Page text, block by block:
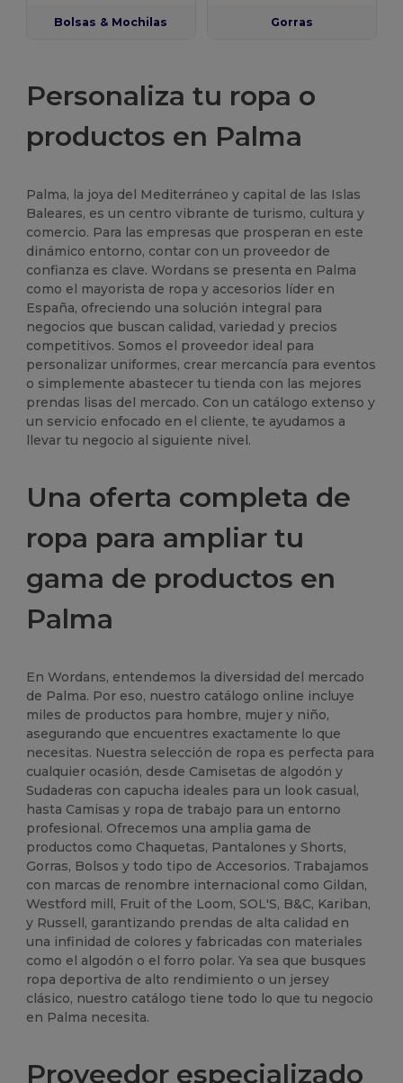
Bolsas & Mochilas Gorras
Personaliza tu ropa o
productos en Palma
Palma, la joya del Mediterráneo y capital de las Islas
Baleares, es un centro vibrante de turismo, cultura y
comercio. Para las empresas que prosperan en este
dinámico entorno, contar con un proveedor de
confianza es clave. Wordans se presenta en Palma
como el mayorista de ropa y accesorios líder en
España, ofreciendo una solución integral para
negocios que buscan calidad, variedad y precios
competitivos. Somos el proveedor ideal para
personalizar uniformes, crear mercancía para eventos
o simplemente abastecer tu tienda con las mejores
prendas lisas del mercado. Con un catálogo extenso y
un servicio enfocado en el cliente, te ayudamos a
llevar tu negocio al siguiente nivel.
Una oferta completa de
ropa para ampliar tu
gama de productos en
Palma
En Wordans, entendemos la diversidad del mercado
de Palma. Por eso, nuestro catálogo online incluye
miles de productos para hombre, mujer y niño,
asegurando que encuentres exactamente lo que
necesitas. Nuestra selección de ropa es perfecta para
cualquier ocasión, desde Camisetas de algodón y
Sudaderas con capucha ideales para un look casual,
hasta Camisas y ropa de trabajo para un entorno
profesional. Ofrecemos una amplia gama de
productos como Chaquetas, Pantalones y Shorts,
Gorras, Bolsos y todo tipo de Accesorios. Trabajamos
con marcas de renombre internacional como Gildan,
Westford mill, Fruit of the Loom, SOL'S, B&C, Kariban,
y Russell, garantizando prendas de alta calidad en
una infinidad de colores y fabricadas con materiales
como el algodón o el forro polar. Ya sea que busques
ropa deportiva de alto rendimiento o un jersey
clásico, nuestro catálogo tiene todo lo que tu negocio
en Palma necesita.
Proveedor especializado